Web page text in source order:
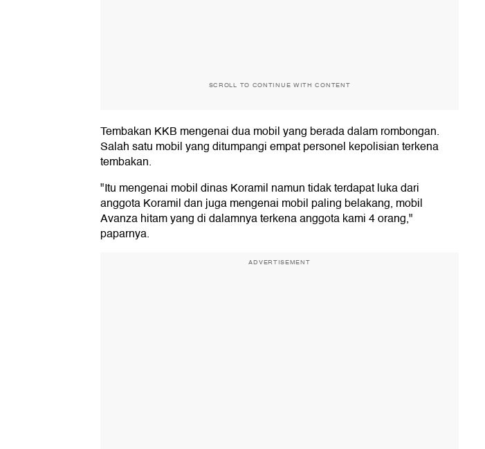
SCROLL TO CONTINUE WITH CONTENT
Tembakan KKB mengenai dua mobil yang berada dalam rombongan.
Salah satu mobil yang ditumpangi empat personel kepolisian terkena
tembakan.
"Itu mengenai mobil dinas Koramil namun tidak terdapat luka dari
anggota Koramil dan juga mengenai mobil paling belakang, mobil
Avanza hitam yang di dalamnya terkena anggota kami 4 orang,"
paparnya.
ADVERTISEMENT